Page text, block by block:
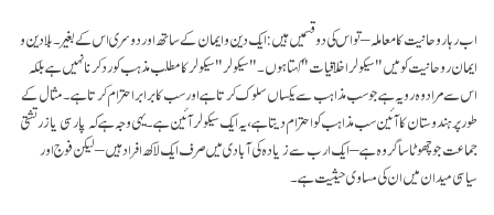
اب رہا روحانیت کا معاملہ – تو اس کی دو قسمیں ہیں: ایک دین و ایمان کے ساتھ اور دوسری اس کےبغیر۔ بلا دین و
ایمان روحانیت کو میں "سیکولر اخلاقیات" کہتا ہوں۔ "سیکولر" سیکولر کا مطلب مذہب کو رد کرنا نہیں ہے بلکہ
اس سے مراد وہ رویہ ہے جو سب مذاہب سے یکساں سلوک کرتا ہے اور سب کا برابر احترام کرتا ہے۔ مثال کے
طور پر ہندوستان کا آئین سب مذاہب کو احترام دیتا ہے، یہ ایک سیکولر آئین ہے۔ یہی وجہ ہے کہ پارسی یا زرتشتی
جماعت جو چھوٹا سا گروہ ہے – ایک ارب سے زیادہ کی آبادی میں صرف ایک لاکھ افراد ہیں – لیکن فوج اور
سیاسی میدان میں ان کی مساوی حیثیت ہے۔